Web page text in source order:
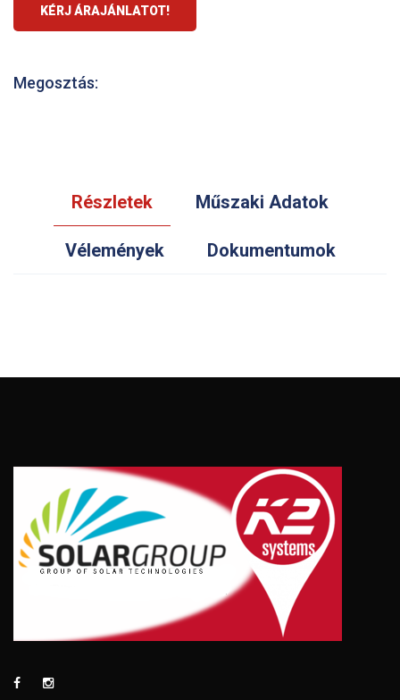
KÉRJ ÁRAJÁNLATOT!
Megosztás:
Részletek Műszaki Adatok
Vélemények Dokumentumok